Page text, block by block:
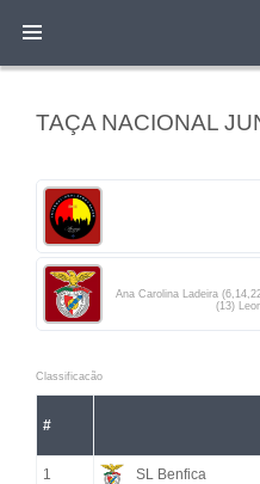
TAÇA NACIONAL
Ana Carolina Ladeira
(13)
Classificacão
#
1 SL Benfica